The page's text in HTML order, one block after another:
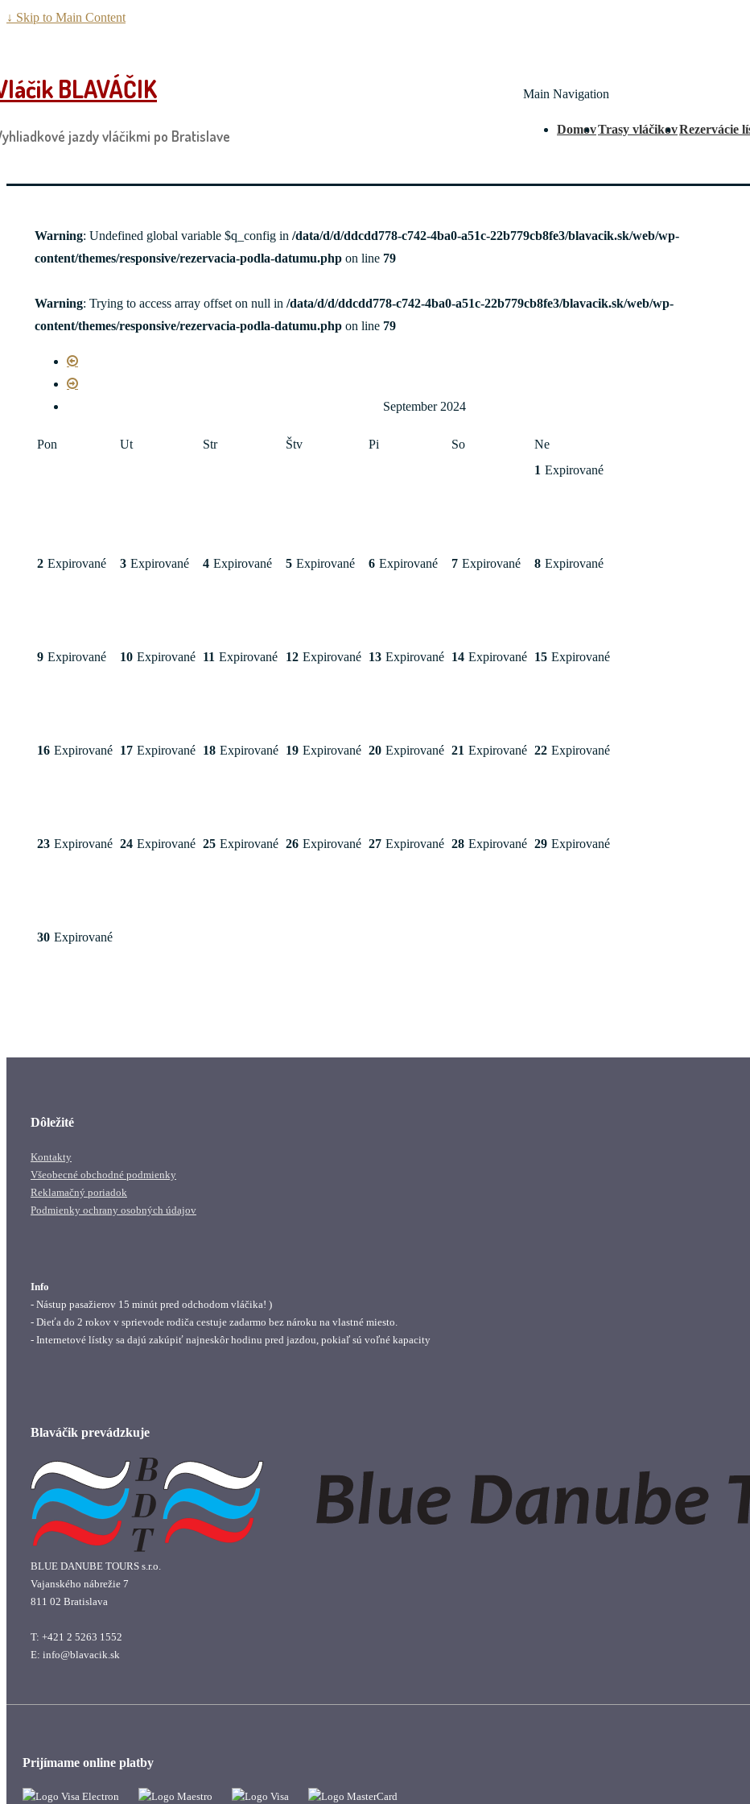
↓ Skip to Main Content
BLAVÁČIK
jazdy vláčikmi po Bratislave
Main Navigation
DomovTrasy vláčikovRezervácie
Warning: Undefined global variable $q_config in /data/d/d/ddcdd778-c742-4ba0-a51c-22b779cb8fe3/blavacik.sk/web/wp-
content/themes/responsive/rezervacia-podla-datumu.php on line 79
Warning: Trying to access array offset on null in /data/d/d/ddcdd778-c742-4ba0-a51c-22b779cb8fe3/blavacik.sk/web/wp-
content/themes/responsive/rezervacia-podla-datumu.php on line 79
September 2024
Pon Ut Str Štv Pi So
Ne
1 Expirované
2 Expirované 3 Expirované 4 Expirované 5 Expirované 6 Expirované 7 Expirované 8 Expirované
9 Expirované 10 Expirované 11 Expirované 12 Expirované 13 Expirované 14 Expirované 15 Expirované
16 Expirované 17 Expirované 18 Expirované 19 Expirované 20 Expirované 21 Expirované 22 Expirované
23 Expirované 24 Expirované 25 Expirované 26 Expirované 27 Expirované 28 Expirované 29 Expirované
30 Expirované
Dôležité
Kontakty
Všeobecné obchodné podmienky
Reklamačný poriadok
Podmienky ochrany osobných údajov
Info
- Nástup pasažierov 15 minút pred odchodom vláčika! )
- Dieťa do 2 rokov v sprievode rodiča cestuje zadarmo bez nároku na vlastné miesto.
- Internetové lístky sa dajú zakúpiť najneskôr hodinu pred jazdou, pokiaľ sú voľné kapacity
Blaváčik prevádzkuje
BLUE DANUBE TOURS s.r.o.
Vajanského nábrežie 7
811 02 Bratislava
T: +421 2 5263 1552
E: info@blavacik.sk
Prijímame online platby